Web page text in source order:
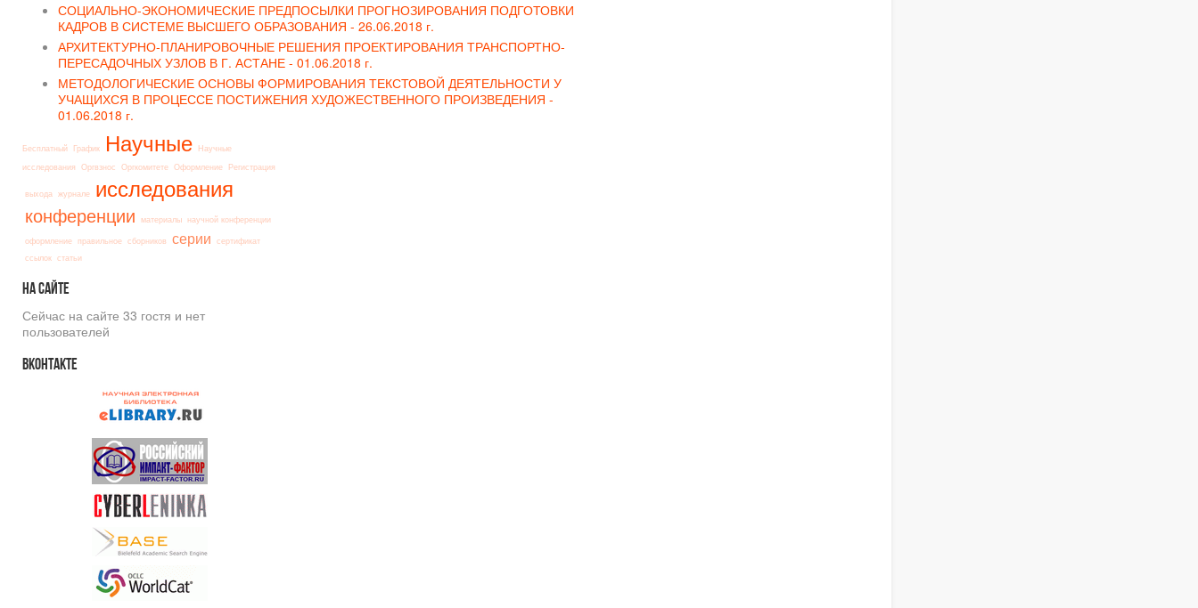
СОЦИАЛЬНО-ЭКОНОМИЧЕСКИЕ ПРЕДПОСЫЛКИ ПРОГНОЗИРОВАНИЯ ПОДГОТОВКИ
КАДРОВ В СИСТЕМЕ ВЫСШЕГО ОБРАЗОВАНИЯ - 26.06.2018 г.
АРХИТЕКТУРНО-ПЛАНИРОВОЧНЫЕ РЕШЕНИЯ ПРОЕКТИРОВАНИЯ ТРАНСПОРТНО-
ПЕРЕСАДОЧНЫХ УЗЛОВ В Г. АСТАНЕ - 01.06.2018 г.
МЕТОДОЛОГИЧЕСКИЕ ОСНОВЫ ФОРМИРОВАНИЯ ТЕКСТОВОЙ ДЕЯТЕЛЬНОСТИ У
УЧАЩИХСЯ В ПРОЦЕССЕ ПОСТИЖЕНИЯ ХУДОЖЕСТВЕННОГО ПРОИЗВЕДЕНИЯ -
01.06.2018 г.
Бесплатный График Научные Научные
исследования Оргвзнос Оргкомитете Оформление Регистрация
выхода журнале исследования
конференции материалы научной конференции
оформление правильное сборников серии сертификат
ссылок статьи
Насайте
Сейчас на сайте 33 гостя и нет
пользователей
Вконтакте